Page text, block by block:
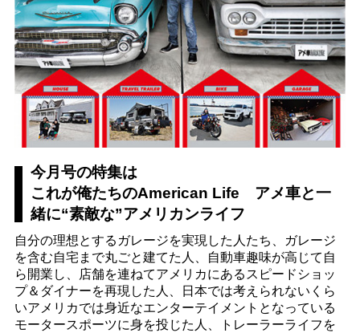
今月号の特集は
これが俺たちのAmerican Life アメ車と一
緒に“素敵な”アメリカンライフ
自分の理想とするガレージを実現した人たち、ガレージ
を含む自宅まで丸ごと建てた人、自動車趣味が高じて自
ら開業し、店舗を連ねてアメリカにあるスピードショッ
プ＆ダイナーを再現した人、日本では考えられないくら
いアメリカでは身近なエンターテイメントとなっている
モータースポーツに身を投じた人、トレーラーライフを